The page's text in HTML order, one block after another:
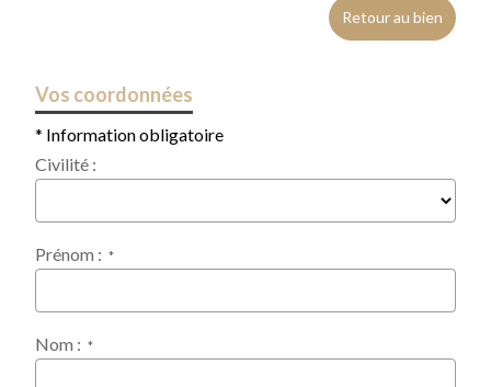
Retour au bien
Vos coordonnées
* Information obligatoire
Civilité :
Prénom : *
Nom : *